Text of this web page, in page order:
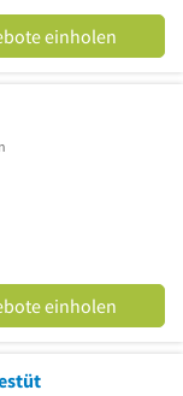
einholen
einholen